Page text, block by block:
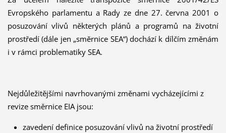
Evropského parlamentu a Rady ze dne 27. června 2001 o
posuzování vlivů některých plánů a programů na životní
prostředí (dále jen „směrnice SEA“) dochází k dílčím změnám
i v rámci problematiky SEA.
Nejdůležitějšími navrhovanými změnami vycházejícími z
revize směrnice EIA jsou:
zavedení definice posuzování vlivů na životní prostředí